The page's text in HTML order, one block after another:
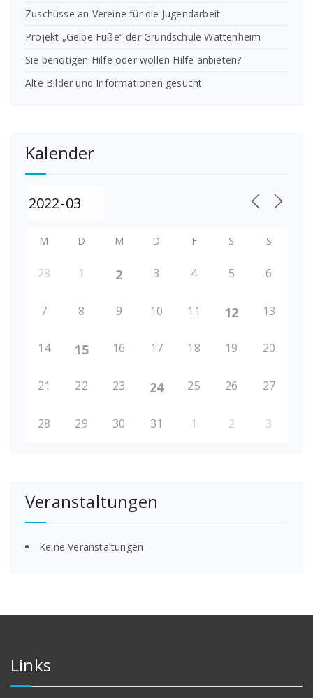
Zuschüsse an Vereine für die Jugendarbeit
Projekt „Gelbe Füße“ der Grundschule Wattenheim
Sie benötigen Hilfe oder wollen Hilfe anbieten?
Alte Bilder und Informationen gesucht
Kalender
M D M D F S S
28 1 2 3 4 5 6
7 8 9 10 11 12 13
14 15 16 17 18 19 20
21 22 23 24 25 26 27
28 29 30 31 1 2 3
Veranstaltungen
Keine Veranstaltungen
Links